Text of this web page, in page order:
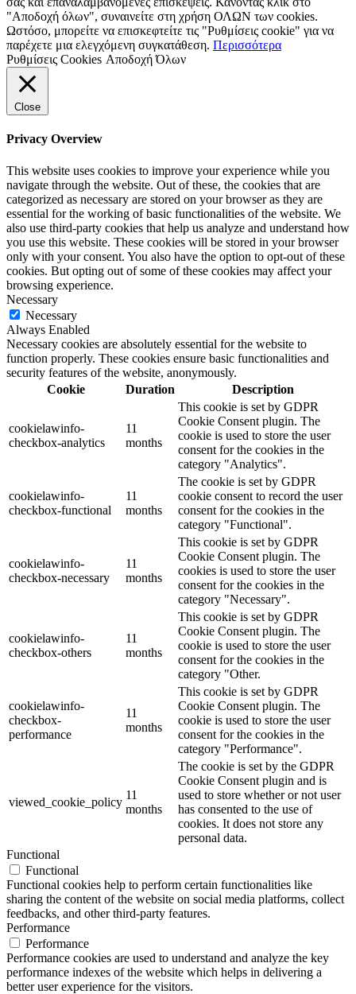
"Αποδοχή όλων", συναινείτε στη χρήση ΟΛΩΝ των cookies.
Ωστόσο, μπορείτε να επισκεφτείτε τις "Ρυθμίσεις cookie" για να
παρέχετε μια ελεγχόμενη συγκατάθεση. Περισσότερα
Ρυθμίσεις Cookies Αποδοχή Όλων
Close
Privacy Overview
This website uses cookies to improve your experience while you
navigate through the website. Out of these, the cookies that are
categorized as necessary are stored on your browser as they are
essential for the working of basic functionalities of the website. We
also use third-party cookies that help us analyze and understand how
you use this website. These cookies will be stored in your browser
only with your consent. You also have the option to opt-out of these
cookies. But opting out of some of these cookies may affect your
browsing experience.
Necessary
Necessary
Always Enabled
Necessary cookies are absolutely essential for the website to
function properly. These cookies ensure basic functionalities and
security features of the website, anonymously.
Cookie
Duration Description
cookielawinfo-
checkbox-analytics
11
months
This cookie is set by GDPR
Cookie Consent plugin. The
cookie is used to store the user
consent for the cookies in the
category "Analytics".
cookielawinfo-
checkbox-functional
11
months
The cookie is set by GDPR
cookie consent to record the user
consent for the cookies in the
category "Functional".
cookielawinfo-
checkbox-necessary
11
months
This cookie is set by GDPR
Cookie Consent plugin. The
cookies is used to store the user
consent for the cookies in the
category "Necessary".
cookielawinfo-
checkbox-others
11
months
This cookie is set by GDPR
Cookie Consent plugin. The
cookie is used to store the user
consent for the cookies in the
category "Other.
cookielawinfo-
checkbox-
performance
11
months
This cookie is set by GDPR
Cookie Consent plugin. The
cookie is used to store the user
consent for the cookies in the
category "Performance".
viewed_cookie_policy
11
months
The cookie is set by the GDPR
Cookie Consent plugin and is
used to store whether or not user
has consented to the use of
cookies. It does not store any
personal data.
Functional
Functional
Functional cookies help to perform certain functionalities like
sharing the content of the website on social media platforms, collect
feedbacks, and other third-party features.
Performance
Performance
Performance cookies are used to understand and analyze the key
performance indexes of the website which helps in delivering a
better user experience for the visitors.